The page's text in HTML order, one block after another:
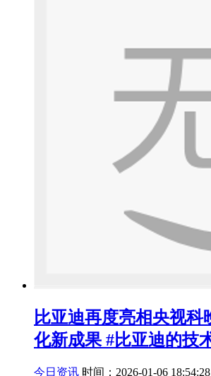
比亚迪再度亮相央视科
化新成果 #比亚迪的技
今日资讯 时间：2026-01-06 18:54:28